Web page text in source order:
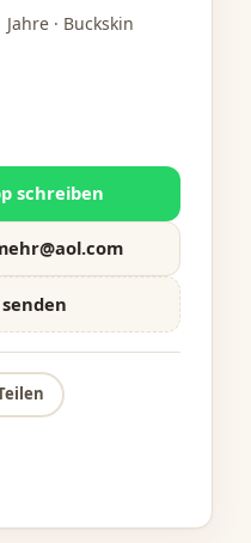
· Buckskin
schreiben